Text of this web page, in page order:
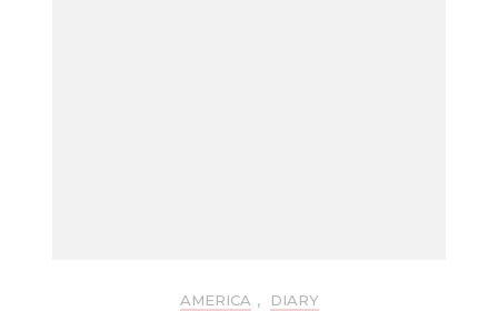
AMERICA , DIARY